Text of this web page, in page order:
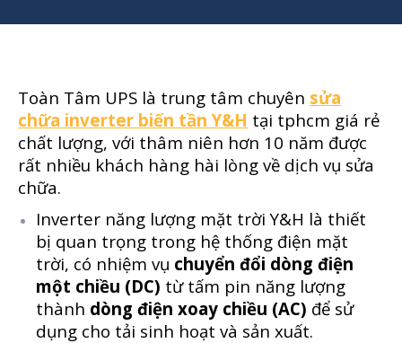
Toàn Tâm UPS là trung tâm chuyên sửa
chữa inverter biến tần Y&H tại tphcm giá rẻ
chất lượng, với thâm niên hơn 10 năm được
rất nhiều khách hàng hài lòng về dịch vụ sửa
chữa.
Inverter năng lượng mặt trời Y&H là thiết
bị quan trọng trong hệ thống điện mặt
trời, có nhiệm vụ chuyển đổi dòng điện
một chiều (DC) từ tấm pin năng lượng
thành dòng điện xoay chiều (AC) để sử
dụng cho tải sinh hoạt và sản xuất.